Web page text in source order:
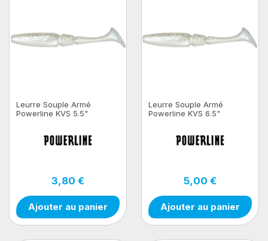
Leurre Souple Armé
Powerline KVS 5.5"
3,80 €
Ajouter au panier
Leurre Souple Armé
Powerline KVS 6.5"
5,00 €
Ajouter au panier